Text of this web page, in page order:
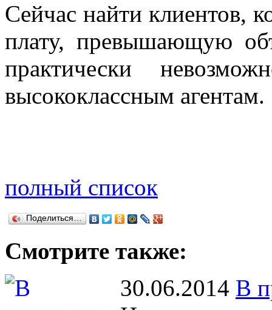
Сейчас найти клиентов,
плату, превышающую
практически
высококлассным агентам.
полный список
Поделиться…
Смотрите также:
30.06.2014 В